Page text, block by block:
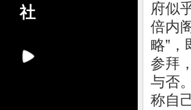
社
府似
倍内
略”
参拜
与否
称自